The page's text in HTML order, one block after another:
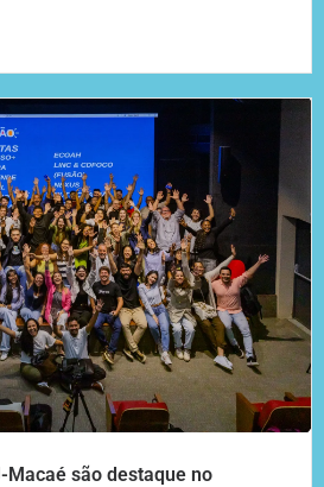
Macaé são destaque no